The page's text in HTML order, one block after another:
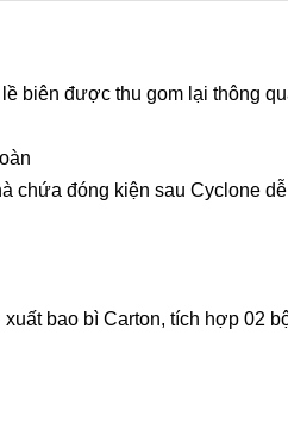
biên được thu gom lại thông
chứa đóng kiện sau Cyclone
bao bì Carton, tích hợp 02